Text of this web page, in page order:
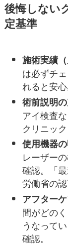
後悔しない
定基準
施術実績（
は必ずチ
れると安心
術前説明
アイ検査
クリニッ
使用機器
レーザー
確認。「
労働省の
アフター
間がどの
うなって
確認。